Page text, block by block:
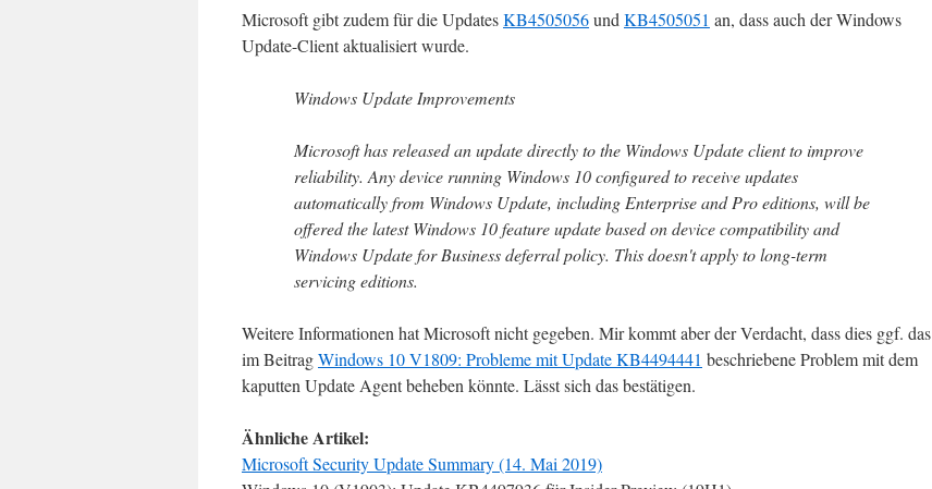
Microsoft gibt zudem für die UpdatesKB4505056und KB4505051 an, dass auch der Windows
Update-Client aktualisiert wurde.
Windows Update Improvements
Microsoft has released an update directly to the Windows Update client to improve
reliability. Any device running Windows 10 configured to receive updates
automatically from Windows Update, including Enterprise and Pro editions, will be
offered the latest Windows 10 feature update based on device compatibility and
Windows Update for Business deferral policy. This doesn't apply to long-term
servicing editions.
Weitere Informationen hat Microsoft nicht gegeben. Mir kommt aber der Verdacht, dass dies ggf. das
im BeitragWindows 10 V1809: Probleme mit Update KB4494441 beschriebene Problem mit dem
kaputten Update Agent beheben könnte. Lässt sich das bestätigen.
Ähnliche Artikel:
Microsoft Security Update Summary (14. Mai 2019)